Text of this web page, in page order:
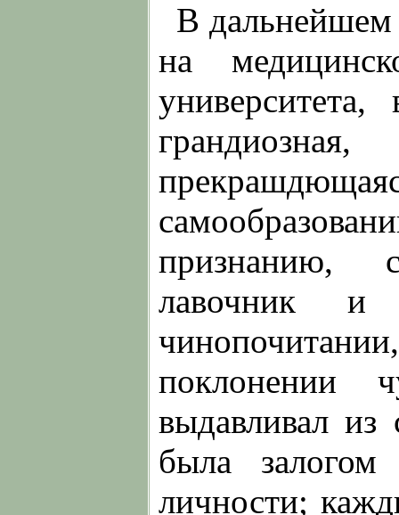
В дальнейшем
на
признанию,
лавочник и
поклонении
выдавливал
была залогом
личности;